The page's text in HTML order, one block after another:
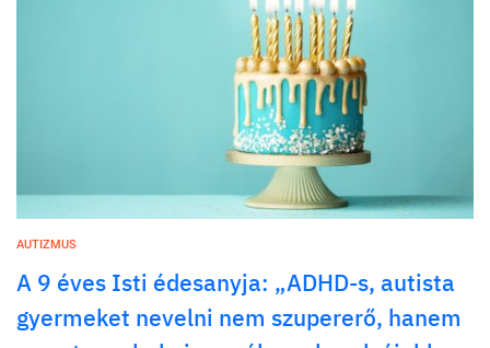
AUTIZMUS
A 9 éves Isti édesanyja: „ADHD-s, autista
gyermeket nevelni nem szupererő, hanem